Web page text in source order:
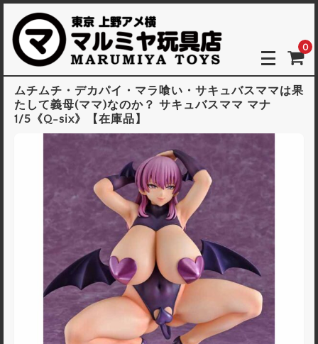
0
ムチムチ・デカパイ・マラ喰い・サキュバスママは果
たして義母(ママ)なのか？ サキュバスママ マナ
1/5《Q-six》【在庫品】